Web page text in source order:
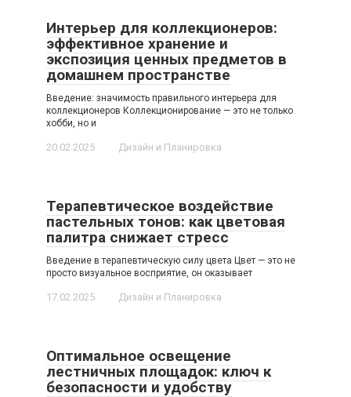
Интерьер для коллекционеров:
эффективное хранение и
экспозиция ценных предметов в
домашнем пространстве
Введение: значимость правильного интерьера для
коллекционеров Коллекционирование — это не только
хобби, но и
20.02.2025 Дизайн и Планировка
Терапевтическое воздействие
пастельных тонов: как цветовая
палитра снижает стресс
Введение в терапевтическую силу цвета Цвет — это не
просто визуальное восприятие, он оказывает
17.02.2025 Дизайн и Планировка
Оптимальное освещение
лестничных площадок: ключ к
безопасности и удобству